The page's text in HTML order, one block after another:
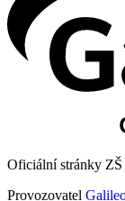
Oficiální stránky
Provozovatel